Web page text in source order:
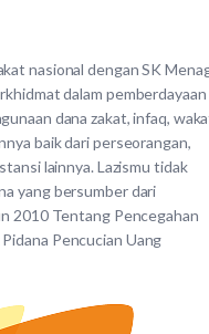
nasional dengan SK
dalam pemberdayaan
dana zakat, infaq,
baik dari perseorangan,
lainnya. Lazismu tidak
yang bersumber dari
2010 Tentang Pencegahan
Pencucian Uang